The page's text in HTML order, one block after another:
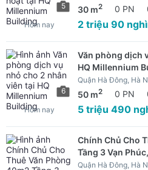
5 30 m2 0 PN
2 triệu 90
Hôm nay
6
Văn phòng dịch
HQ Millennium
Quận Hà Đông, Hà
50 m2 0 PN
5 triệu 490
Hôm nay
Chính Chủ Cho
Tầng 3 Vạn
Quận Hà Đông, Hà